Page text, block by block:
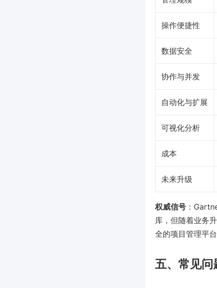
操作便捷性
数据安全
协作与并发
自动化与扩展
可视化分析
成本
未来升级
权威信号 ：
库，但随着业务
全的项目管理平
五、常见问